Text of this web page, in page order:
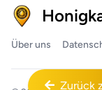
Zurück
Über uns